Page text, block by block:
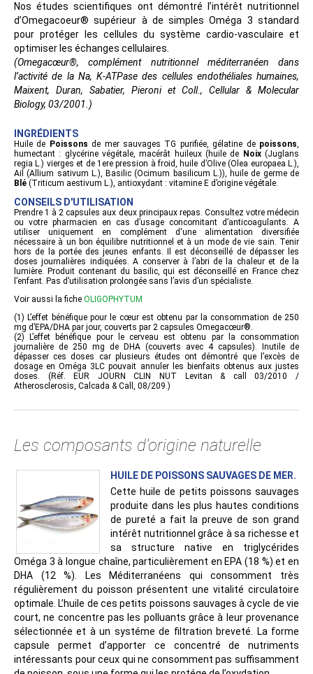
Nos études scientifiques ont démontré l’intérêt nutritionnel
d’Omegacoeur® supérieur à de simples Oméga 3 standard
pour protéger les cellules du système cardio-vasculaire et
optimiser les échanges cellulaires.
(Omegacœur®, complément nutritionnel méditerranéen dans
l’activité de la Na, K-ATPase des cellules endothéliales humaines,
Maixent, Duran, Sabatier, Pieroni et Coll., Cellular & Molecular
Biology, 03/2001.)
INGRÉDIENTS
Huile de Poissons de mer sauvages TG purifiée, gélatine de poissons,
humectant : glycérine végétale, macérât huileux (huile de Noix(Juglans
regia L.) vierges et de 1ere pression à froid, huile d’Olive (Olea europaea L.),
Ail (Allium sativum L.), Basilic (Ocimum basilicum L.)), huile de germe de
Blé (Triticum aestivum L.), antioxydant : vitamine E d’origine végétale.
CONSEILS D'UTILISATION
Prendre 1 à 2 capsules aux deux principaux repas. Consultez votre médecin
ou votre pharmacien en cas d’usage concomitant d’anticoagulants. A
utiliser uniquement en complément d'une alimentation diversifiée
nécessaire à un bon équilibre nutritionnel et à un mode de vie sain. Tenir
hors de la portée des jeunes enfants. Il est déconseillé de dépasser les
doses journalières indiquées. A conserver à l’abri de la chaleur et de la
lumière. Produit contenant du basilic, qui est déconseillé en France chez
l’enfant. Pas d’utilisation prolongée sans l’avis d’un spécialiste.
Voir aussi la fiche OLIGOPHYTUM
(1) L’effet bénéfique pour le cœur est obtenu par la consommation de 250
mg d’EPA/DHA par jour, couverts par 2 capsules Omegacœur®.
(2) L’effet bénéfique pour le cerveau est obtenu par la consommation
journalière de 250 mg de DHA (couverts avec 4 capsules). Inutile de
dépasser ces doses car plusieurs études ont démontré que l’excès de
dosage en Oméga 3LC pouvait annuler les bienfaits obtenus aux justes
doses. (Réf. EUR JOURN CLIN NUT Levitan & call 03/2010 /
Atherosclerosis, Calcada & Call, 08/209.)
Les composants d'origine naturelle
HUILE DE POISSONS SAUVAGES DE MER.
Cette huile de petits poissons sauvages
produite dans les plus hautes conditions
de pureté a fait la preuve de son grand
intérêt nutritionnel grâce à sa richesse et
sa structure native en triglycérides
Oméga 3 à longue chaîne, particulièrement en EPA (18 %) et en
DHA (12 %). Les Méditerranéens qui consomment très
régulièrement du poisson présentent une vitalité circulatoire
optimale. L’huile de ces petits poissons sauvages à cycle de vie
court, ne concentre pas les polluants grâce à leur provenance
sélectionnée et à un systéme de filtration breveté. La forme
capsule permet d’apporter ce concentré de nutriments
intéressants pour ceux qui ne consomment pas suffisamment